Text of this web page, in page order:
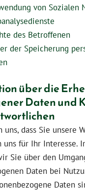
von Sozialen
des Betroffenen
der Speicherung
über die
Daten und
uns, dass Sie unsere
uns für Ihr Interesse.
Sie über den
Daten bei
Daten